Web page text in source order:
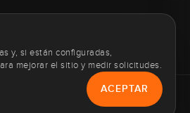
de cookies
PaymentChile.cl. Todos los derechos
y, si están configuradas,
mejorar el sitio y medir solicitudes.
ACEPTAR